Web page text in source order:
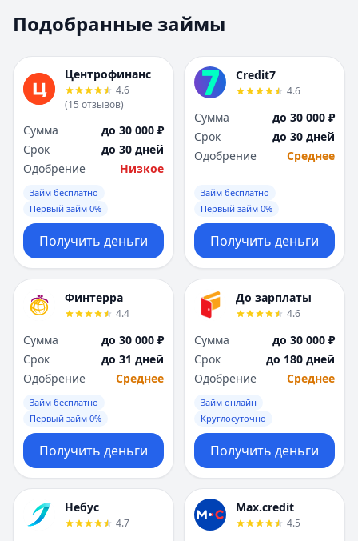
Набережные Челны
Нижний Новгород
Новокузнецк
Новосибирск
Омск
П
Пенза
Пермь
Р
Ростов-на-Дону
Рязань
С
Самара
Санкт-Петербург
Саратов
Севастополь
Сочи
Сургут
Т
Тверь
Тольятти
Томск
Тула
Набережные
Нижний Новгород
Новокузнецк
Новосибирск
Омск
Оренбург
П
Пенза
Пермь
Р
Ростов-на-Дону
Рязань
С
Самара
Санкт-Петербург
Саратов
Севастополь
Сочи
Сургут
Т
Тверь
Тольятти
Томск
Тула
Подобранные займы
Центрофинанс
4.6
(15 отзывов)
Сумма
до 30 000 ₽
Срок
до 30 дней
Одобрение
Низкое
Займ бесплатно
Первый займ 0%
Получить деньги
Credit7
4.6
Сумма
до 30 000 ₽
Срок
до 30 дней
Одобрение
Среднее
Займ бесплатно
Первый займ 0%
Получить деньги
Финтерра
4.4
Сумма
до 30 000 ₽
Срок
до 31 дней
Одобрение
Среднее
Займ бесплатно
Первый займ 0%
Получить деньги
До зарплаты
4.6
Сумма
до 30 000 ₽
Срок
до 180 дней
Одобрение
Среднее
Займ онлайн
Круглосуточно
Получить деньги
Небус
4.7
Max.credit
4.5